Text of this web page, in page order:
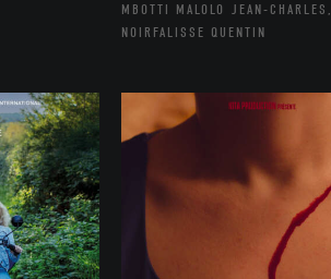
MBOTTI MALOLO JEAN-CHARLES,
NOIRFALISSE QUENTIN